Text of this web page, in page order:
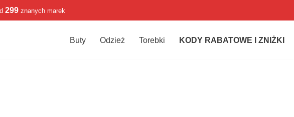
299 znanych marek
Buty Odzież Torebki KODY RABATOWE I ZNIŻKI